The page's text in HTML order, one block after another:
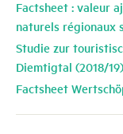
Factsheet : valeur
naturels régionaux
Studie zur
Diemtigtal (2018/19)
Factsheet